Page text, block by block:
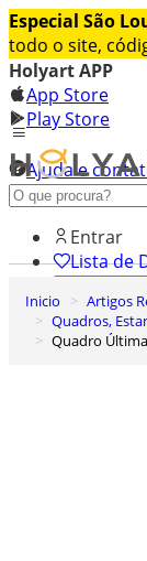
Especial São
todo o site,
Holyart APP
App Store
Play Store
Ajuda e
Conheça
Entrar
Lista de
0
Carrinho de
Inicio
Artigos
Quadros,
Quadro